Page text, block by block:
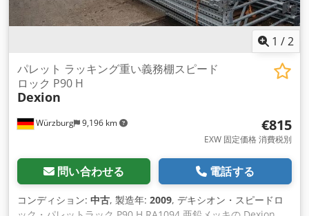
1 /2
Würzburg 9,196 km
パレット ラッキング重い義務棚スピード
ロック P90 H
Dexion
€815
EXW 固定価格 消費税別
問い合わせる 電話する
コンディション: 中古, 製造年: 2009, デキシオン・スピードロ